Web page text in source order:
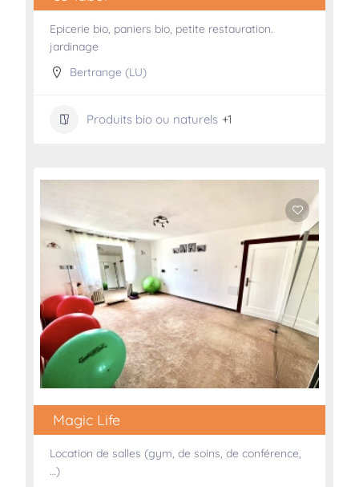
Epicerie bio, paniers bio, petite restauration.
jardinage
Bertrange (LU)
Produits bio ou naturels +1
Magic Life
Location de salles (gym, de soins, de conférence,
…)